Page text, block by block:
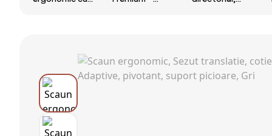
suport pentru
picioare, Negru
Suport Lombar
3 Zone
Dinamice,
cotiere
reglabile
inaltime, piele